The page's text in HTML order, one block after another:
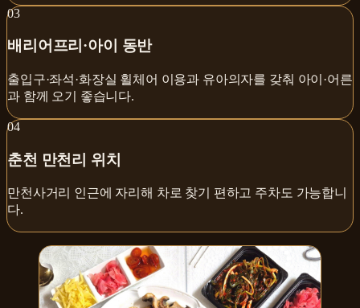
03
배리어프리·아이 동반
출입구·좌석·화장실 휠체어 이용과 유아의자를 갖춰 아이·어른
과 함께 오기 좋습니다.
04
춘천 만천리 위치
만천사거리 인근에 자리해 차로 찾기 편하고 주차도 가능합니
다.